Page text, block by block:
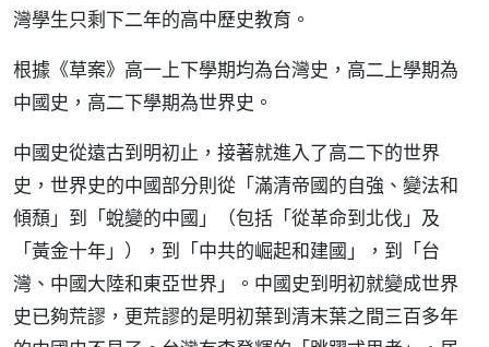
灣學生只剩下二年的高中歷史教育。
根據《草案》高一上下學期均為台灣史，高二上學期為
中國史，高二下學期為世界史。
中國史從遠古到明初止，接著就進入了高二下的世界
史，世界史的中國部分則從「滿清帝國的自強、變法和
傾頹」到「蛻變的中國」（包括「從革命到北伐」及
「黃金十年」），到「中共的崛起和建國」，到「台
灣、中國大陸和東亞世界」。中國史到明初就變成世界
史已夠荒謬，更荒謬的是明初葉到清末葉之間三百多年